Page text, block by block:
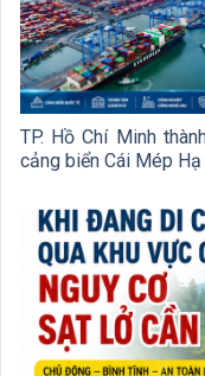
TP. Hồ Chí Minh
cảng biển Cái Mép Hạ